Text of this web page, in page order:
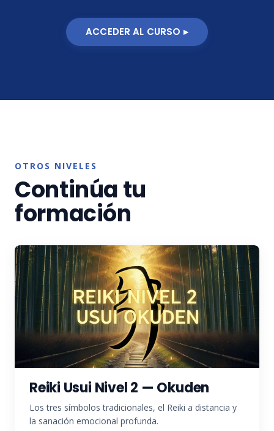
ACCEDER AL CURSO ▸
OTROS NIVELES
Continúa tu
formación
Reiki Usui Nivel 2 — Okuden
Los tres símbolos tradicionales, el Reiki a distancia y
la sanación emocional profunda.